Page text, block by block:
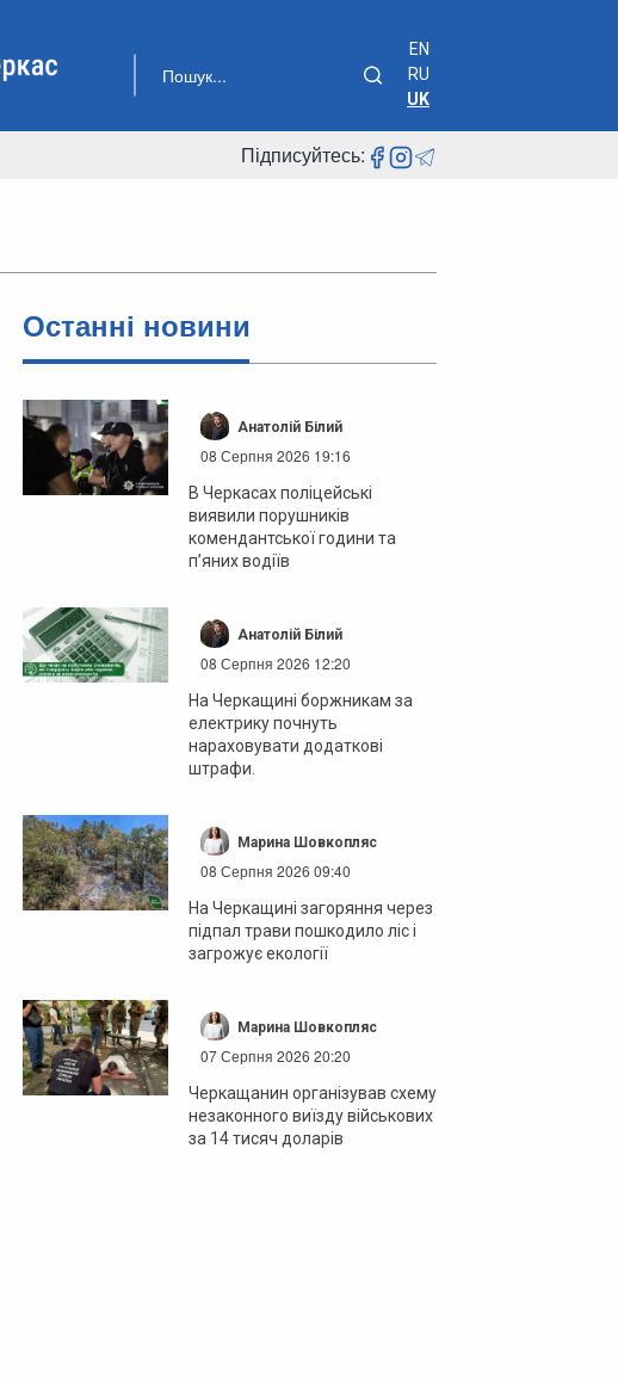
EN
RU
UK
Підписуйтесь:
Останні новини
Анатолій Білий
08 Серпня 2026 19:16
В Черкасах поліцейські
виявили порушників
комендантської години та
п’яних водіїв
Анатолій Білий
08 Серпня 2026 12:20
На Черкащині боржникам за
електрику почнуть
нараховувати додаткові
штрафи.
Марина Шовкопляс
08 Серпня 2026 09:40
На Черкащині загоряння через
підпал трави пошкодило ліс і
загрожує екології
Марина Шовкопляс
07 Серпня 2026 20:20
Черкащанин організував схему
незаконного виїзду військових
за 14 тисяч доларів